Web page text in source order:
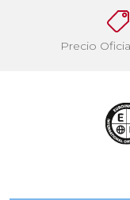
Precio